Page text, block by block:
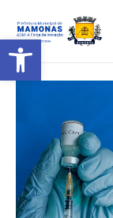
Barra de